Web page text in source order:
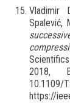
Vladimir
Spalević,
2018,
10.1109/
https://